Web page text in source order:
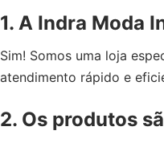
1. A Indra Moda
Sim! Somos uma loja
atendimento rápido e
2. Os produtos